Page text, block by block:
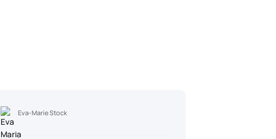
Eva-Marie Stock